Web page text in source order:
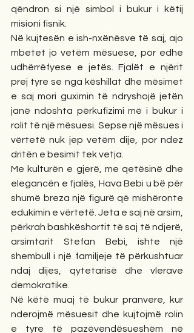
qëndron si një simbol i bukur i këtij
misioni fisnik.
Në kujtesën e ish-nxënësve të saj, ajo
mbetet jo vetëm mësuese, por edhe
udhërrëfyese e jetës. Fjalët e njërit
prej tyre se nga këshillat dhe mësimet
e saj mori guximin të ndryshojë jetën
janë ndoshta përkufizimi më i bukur i
rolit të një mësuesi. Sepse një mësues i
vërtetë nuk jep vetëm dije, por ndez
dritën e besimit tek vetja.
Me kulturën e gjerë, me qetësinë dhe
elegancën e fjalës, Hava Bebi u bë për
shumë breza një figurë që mishëronte
edukimin e vërtetë. Jeta e saj në arsim,
përkrah bashkëshortit të saj të ndjerë,
arsimtarit Stefan Bebi, ishte një
shembull i një familjeje të përkushtuar
ndaj dijes, qytetarisë dhe vlerave
demokratike.
Në këtë muaj të bukur pranvere, kur
nderojmë mësuesit dhe kujtojmë rolin
e tyre të pazëvendësueshëm në